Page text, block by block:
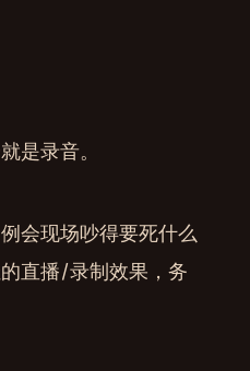
是录音。
会现场吵得要死什么
直播/录制效果，务